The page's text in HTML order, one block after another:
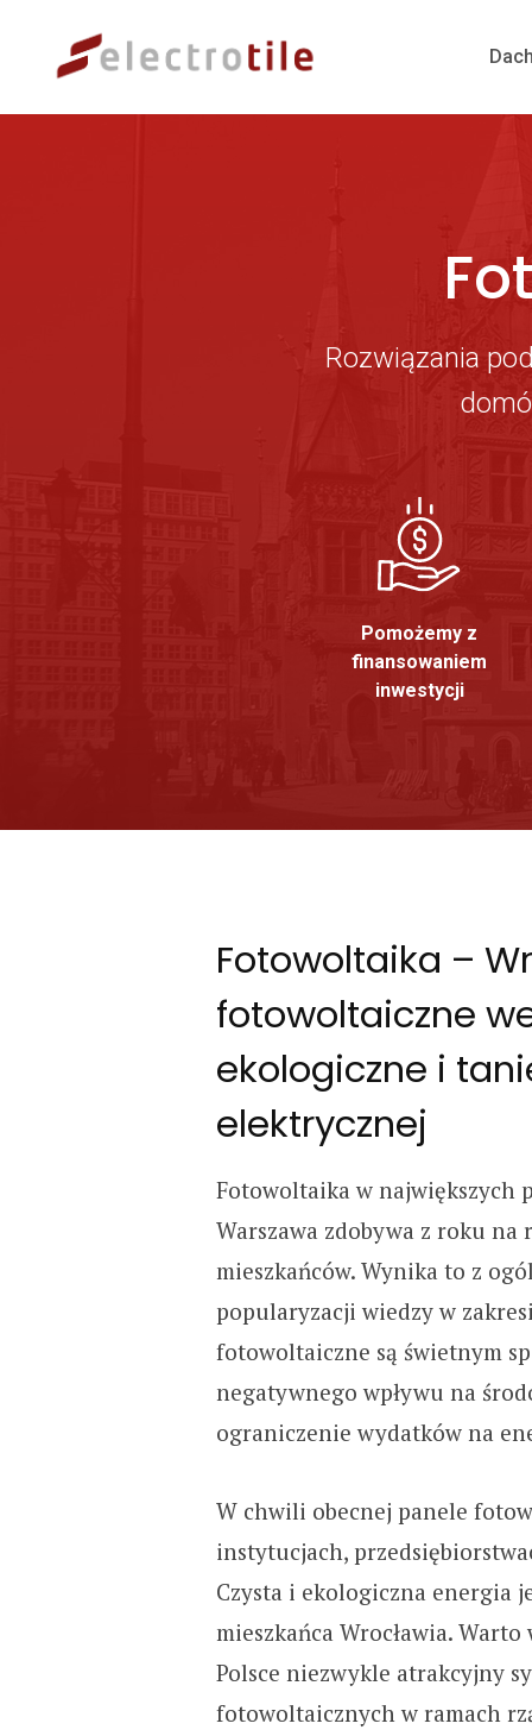
Rozwiązania
Pomożemy z
finansowaniem
inwestycji
Fotowoltaika –
fotowoltaiczne
ekologiczne i
elektrycznej
Fotowoltaika w największych
Warszawa zdobywa z roku
mieszkańców. Wynika to z
popularyzacji wiedzy w
fotowoltaiczne są świetnym
negatywnego wpływu na
ograniczenie wydatków na
W chwili obecnej panele
instytucjach,
Czysta i ekologiczna energia
mieszkańca Wrocławia.
Polsce niezwykle atrakcyjny
fotowoltaicznych w ramach